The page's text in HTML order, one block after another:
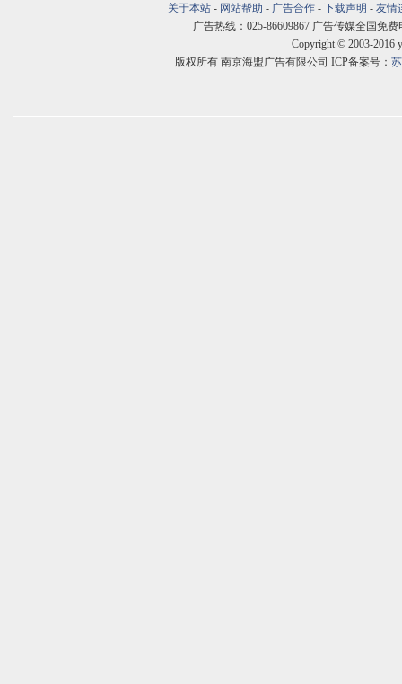
关于本站 - 网站帮助 - 广告合作 - 下载声明 - 友情
广告热线：025-86609867 广告传媒全国免费
Copyright © 2003-2016
版权所有 南京海盟广告有限公司 ICP备案号：